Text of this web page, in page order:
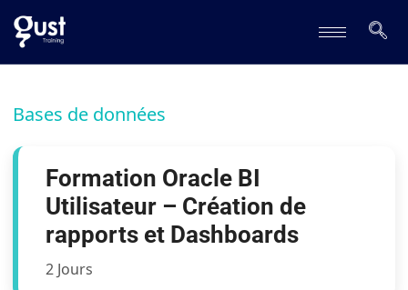
Bases de données
Formation Oracle BI
Utilisateur – Création de
rapports et Dashboards
2 Jours